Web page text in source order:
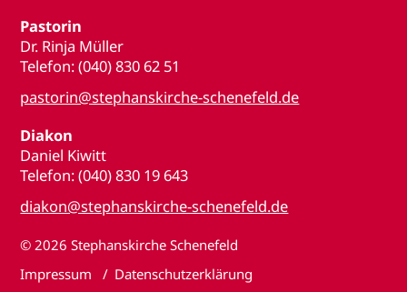
Pastorin
Dr. Rinja Müller
Telefon: (040) 830 62 51
pastorin@stephanskirche-schenefeld.de
Diakon
Daniel Kiwitt
Telefon: (040) 830 19 643
diakon@stephanskirche-schenefeld.de
© 2026 Stephanskirche Schenefeld
Impressum
Datenschutzerklärung